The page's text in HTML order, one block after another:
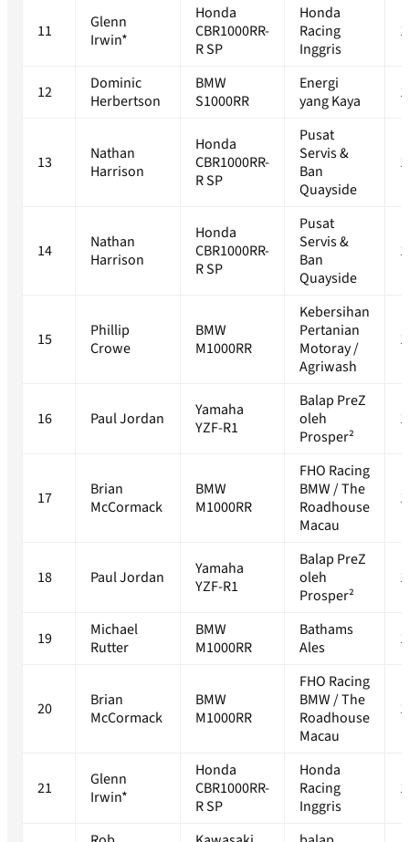
11
Glenn
Irwin*
Honda
CBR1000RR-
R SP
Honda
Racing
Inggris
12
Dominic
Herbertson
BMW
S1000RR
Energi
yang Kaya
13
Nathan
Harrison
Honda
CBR1000RR-
R SP
Pusat
Servis &
Ban
Quayside
14
Nathan
Harrison
Honda
CBR1000RR-
R SP
Pusat
Servis &
Ban
Quayside
15
Phillip
Crowe
BMW
M1000RR
Kebersihan
Pertanian
Motoray /
Agriwash
16 Paul Jordan
Yamaha
YZF-R1
Balap PreZ
oleh
Prosper²
17
Brian
McCormack
BMW
M1000RR
FHO Racing
BMW / The
Roadhouse
Macau
18 Paul Jordan
Yamaha
YZF-R1
Balap PreZ
oleh
Prosper²
19
Michael
Rutter
BMW
M1000RR
Bathams
Ales
20
Brian
McCormack
BMW
M1000RR
FHO Racing
BMW / The
Roadhouse
Macau
21
Glenn
Irwin*
Honda
CBR1000RR-
R SP
Honda
Racing
Inggris